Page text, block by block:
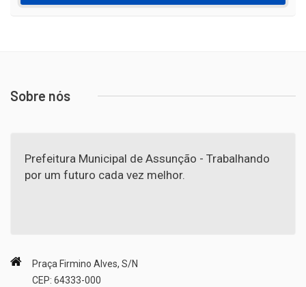
Sobre nós
Prefeitura Municipal de Assunção - Trabalhando
por um futuro cada vez melhor.
Praça Firmino Alves, S/N
CEP: 64333-000